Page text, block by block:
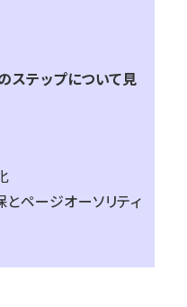
ステップについて見
とページオーソリティ